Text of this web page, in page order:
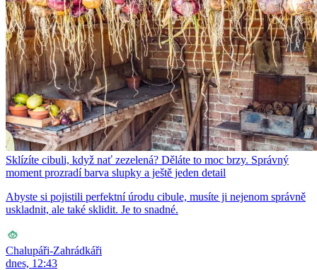
Sklízíte cibuli, když nať zezelená? Děláte to moc brzy. Správný
moment prozradí barva slupky a ještě jeden detail
Abyste si pojistili perfektní úrodu cibule, musíte ji nejenom správně
uskladnit, ale také sklidit. Je to snadné.
Chalupáři-Zahrádkáři
dnes, 12:43